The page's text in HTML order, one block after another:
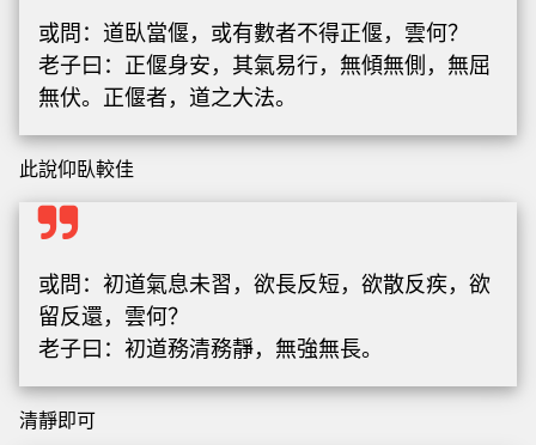
或問：道臥當偃，或有數者不得正偃，雲何？
老子曰：正偃身安，其氣易行，無傾無側，無屈
無伏。正偃者，道之大法。
此說仰臥較佳
或問：初道氣息未習，欲長反短，欲散反疾，欲
留反還，雲何？
老子曰：初道務清務靜，無強無長。
清靜即可